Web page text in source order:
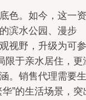
色。如今，这一资
滨水公园、漫步
视野，升级为可参
限于亲水居住，更
。销售代理需要生
”的生活场景，突